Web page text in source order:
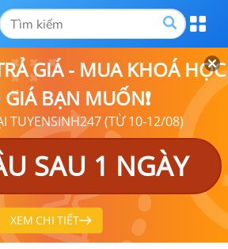
GIÁ - MUA KHOÁ HỌC
BẠN MUỐN❗
TUYENSINH247 (TỪ 10-12/08)
SAU 1 NGÀY
XEM CHI TIẾT